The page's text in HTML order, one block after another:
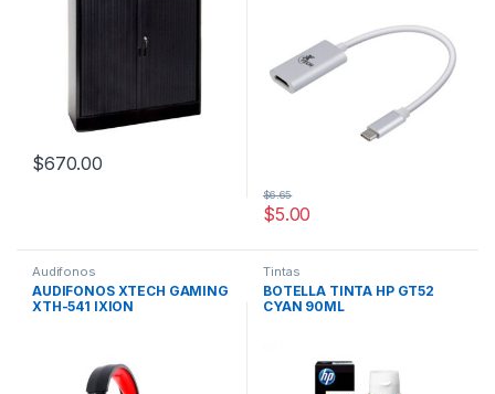
$670.00
$5.00
$6.65
Audifonos
AUDIFONOS XTECH GAMING
XTH-541 IXION
Tintas
BOTELLA TINTA HP GT52
CYAN 90ML